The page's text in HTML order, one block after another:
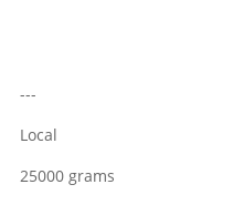
---
Local
25000 grams